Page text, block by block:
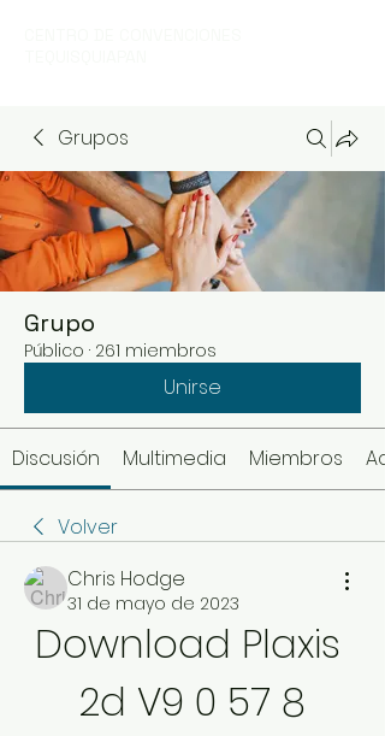
Grupos
Grupo
Público · 261 miembros
Unirse
Discusión Multimedia Miembros
Volver
Chris Hodge
31 de mayo de 2023
Download Plaxis
2d V9 0 57 8